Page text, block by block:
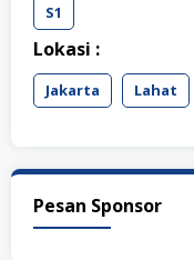
S1
Lokasi :
Jakarta Lahat
Pesan Sponsor